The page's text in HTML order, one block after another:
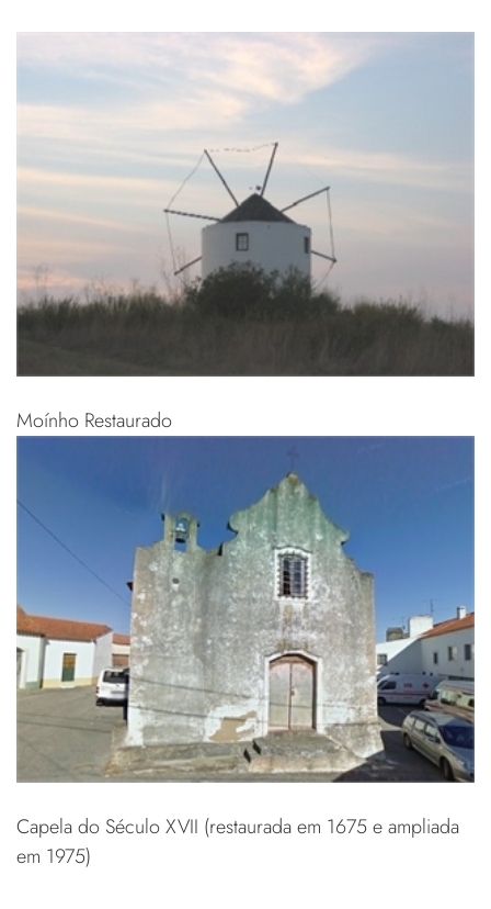
Moínho Restaurado
Capela do Século XVII (restaurada em 1675 e ampliada
em 1975)